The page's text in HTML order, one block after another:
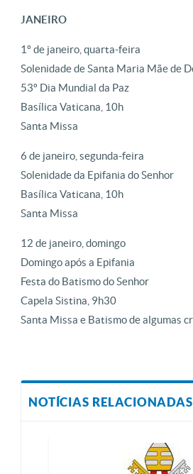
JANEIRO
1º de janeiro, quarta-feira
Solenidade de Santa Maria Mãe de
53º Dia Mundial da Paz
Basílica Vaticana, 10h
Santa Missa
6 de janeiro, segunda-feira
Solenidade da Epifania do Senhor
Basílica Vaticana, 10h
Santa Missa
12 de janeiro, domingo
Domingo após a Epifania
Festa do Batismo do Senhor
Capela Sistina, 9h30
Santa Missa e Batismo de algumas
NOTÍCIAS RELACIONADAS